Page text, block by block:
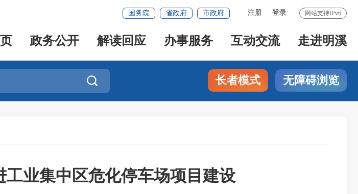
网站支持IPv6
注册 登录
国务院 省政府 市政府
政务公开 解读回应 办事服务 互动交流 走进明溪
 长者模式 无障碍浏览
工业集中区危化停车场项目建设